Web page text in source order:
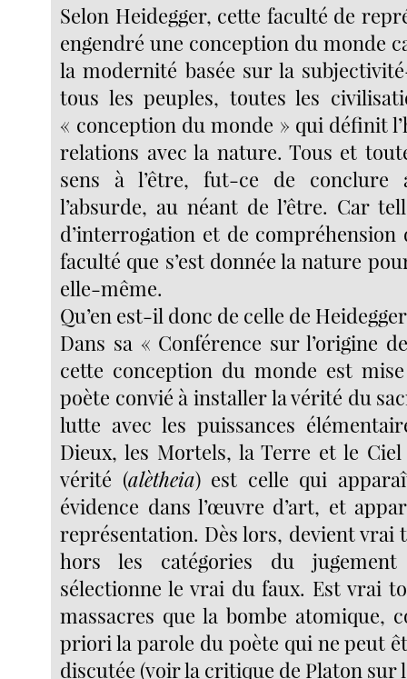
Selon Heidegger, cette faculté de
engendré une conception du monde
la modernité basée sur la
tous les peuples, toutes les
« conception du monde » qui définit
relations avec la nature. Tous et
sens à l’être, fut-ce de conclure
l’absurde, au néant de l’être. Car
d’interrogation et de compréhension
faculté que s’est donnée la nature
elle-même.
Qu’en est-il donc de celle de
Dans sa « Conférence sur l’origine
cette conception du monde est
poète convié à installer la vérité du
lutte avec les puissances
Dieux, les Mortels, la Terre et le
vérité (alètheia) est celle qui
évidence dans l’œuvre d’art, et
représentation. Dès lors, devient vrai
hors les catégories du
sélectionne le vrai du faux. Est vrai
massacres que la bombe atomique,
priori la parole du poète qui ne peut
discutée (voir la critique de Platon sur